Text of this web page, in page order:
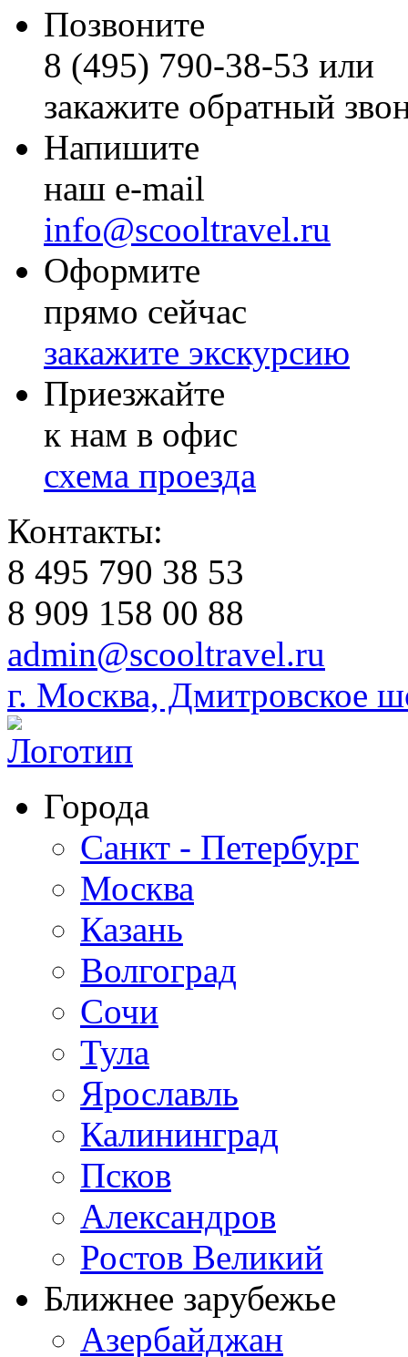
Позвоните
8 (495) 790-38-53 или
закажите обратный
Напишите
наш e-mail
info@scooltravel.ru
Оформите
прямо сейчас
закажите экскурсию
Приезжайте
к нам в офис
схема проезда
Контакты:
8 495 790 38 53
8 909 158 00 88
admin@scooltravel.ru
г. Москва, Дмитровское
Города
Санкт - Петербург
Москва
Казань
Волгоград
Сочи
Тула
Ярославль
Калининград
Псков
Александров
Ростов Великий
Ближнее зарубежье
Азербайджан